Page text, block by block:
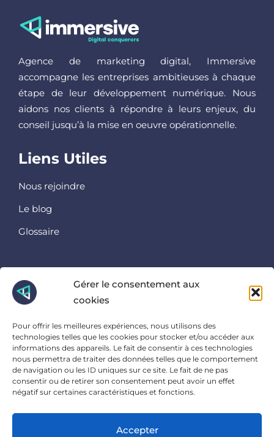
Gérer le consentement aux
cookies
Pour offrir les meilleures expériences, nous utilisons des
technologies telles que les cookies pour stocker et/ou accéder aux
informations des appareils. Le fait de consentir à ces technologies
nous permettra de traiter des données telles que le comportement
de navigation ou les ID uniques sur ce site. Le fait de ne pas
consentir ou de retirer son consentement peut avoir un effet
négatif sur certaines caractéristiques et fonctions.
Accepter
Agence de marketing digital, Immersive
accompagne les entreprises ambitieuses à chaque
étape de leur développement numérique. Nous
aidons nos clients à répondre à leurs enjeux, du
conseil jusqu’à la mise en oeuvre opérationnelle.
Liens Utiles
Nous rejoindre
Le blog
Glossaire
Instagram
Facebook
Et là
23 Ter Rue Charles Sanglier, 45000 Orléans